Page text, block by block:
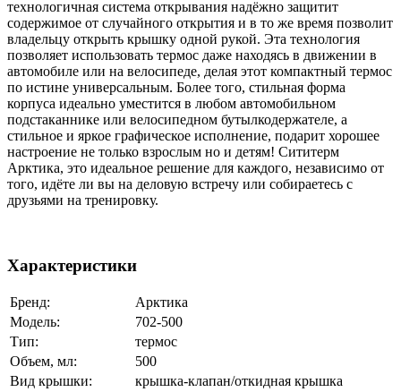
технологичная система открывания надёжно защитит
содержимое от случайного открытия и в то же время позволит
владельцу открыть крышку одной рукой. Эта технология
позволяет использовать термос даже находясь в движении в
автомобиле или на велосипеде, делая этот компактный термос
по истине универсальным. Более того, стильная форма
корпуса идеально уместится в любом автомобильном
подстаканнике или велосипедном бутылкодержателе, а
стильное и яркое графическое исполнение, подарит хорошее
настроение не только взрослым но и детям! Сититерм
Арктика, это идеальное решение для каждого, независимо от
того, идёте ли вы на деловую встречу или собираетесь с
друзьями на тренировку.
Характеристики
Бренд:
Арктика
Модель:
702-500
Тип:
термос
Объем, мл:
500
Вид крышки:
крышка-клапан/откидная крышка